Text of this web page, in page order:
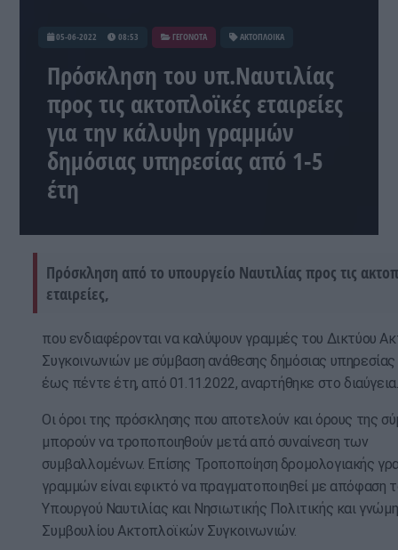
05-06-2022 08:53 ΓΕΓΟΝΟΤΑ ΑΚΤΟΠΛΟΙΚΑ
Πρόσκληση του υπ.Ναυτιλίας
προς τις ακτοπλοϊκές εταιρείες
για την κάλυψη γραμμών
δημόσιας υπηρεσίας από 1-5
έτη
Πρόσκληση από το υπουργείο Ναυτιλίας προς τις
εταιρείες,
που ενδιαφέρονται να καλύψουν γραμμές του Δικτύου
Συγκοινωνιών με σύμβαση ανάθεσης δημόσιας
έως πέντε έτη, από 01.11.2022, αναρτήθηκε στο διαύγεια.
Οι όροι της πρόσκλησης που αποτελούν και όρους της
μπορούν να τροποποιηθούν μετά από συναίνεση των
συμβαλλομένων. Επίσης Τροποποίηση δρομολογιακής
γραμμών είναι εφικτό να πραγματοποιηθεί με απόφαση
Υπουργού Ναυτιλίας και Νησιωτικής Πολιτικής και
Συμβουλίου Ακτοπλοϊκών Συγκοινωνιών.